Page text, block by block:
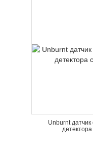
Unburnt датчик
детектора